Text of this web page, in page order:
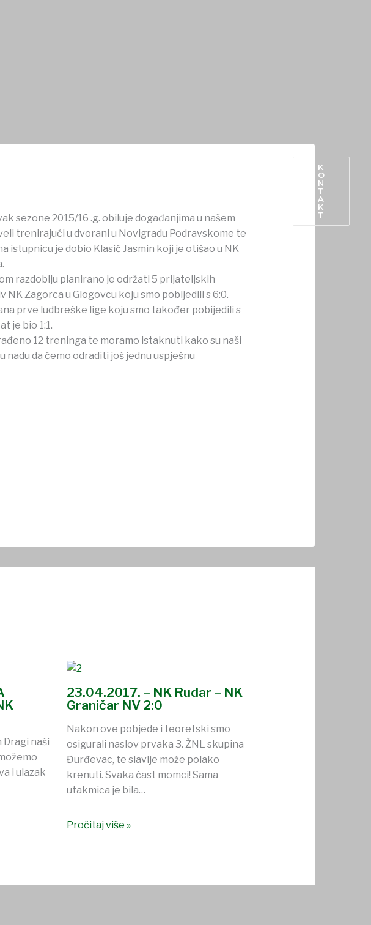
K
O
N
T
A
K
T
sezone 2015/16 .g. obiluje događanjima u našem
trenirajući u dvorani u Novigradu Podravskome te
istupnicu je dobio Klasić Jasmin koji je otišao u NK
razdoblju planirano je održati 5 prijateljskih
Zagorca u Glogovcu koju smo pobijedili s 6:0.
prve ludbreške lige koju smo također pobijedili s
je bio 1:1.
12 treninga te moramo istaknuti kako su naši
da ćemo odraditi još jednu uspješnu
Dragi naši
i ulazak
23.04.2017. – NK Rudar – NK
Graničar NV 2:0
Nakon ove pobjede i teoretski smo
osigurali naslov prvaka 3. ŽNL skupina
Đurđevac, te slavlje može polako
krenuti. Svaka čast momci! Sama
utakmica je bila…
Pročitaj više »